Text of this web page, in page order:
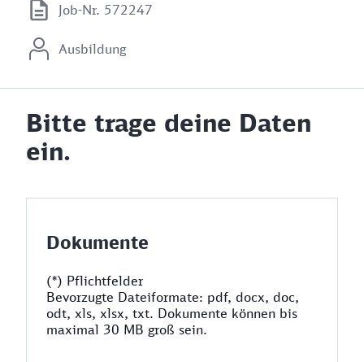
Job-Nr. 572247
Ausbildung
Bitte trage deine Daten
ein.
Dokumente
(*) Pflichtfelder
Bevorzugte Dateiformate: pdf, docx, doc,
odt, xls, xlsx, txt. Dokumente können bis
maximal 30 MB groß sein.